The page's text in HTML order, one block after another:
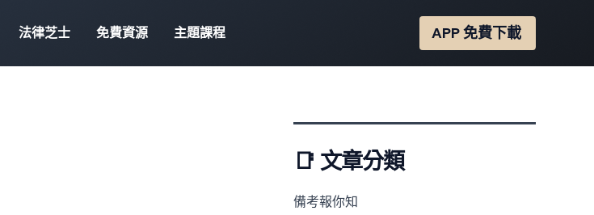
法律芝士 免費資源 主題課程 APP 免費下載
📑 文章分類
備考報你知